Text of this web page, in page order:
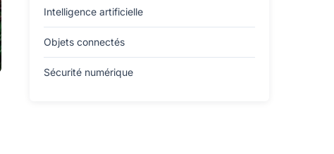
Intelligence artificielle
Objets connectés
Sécurité numérique